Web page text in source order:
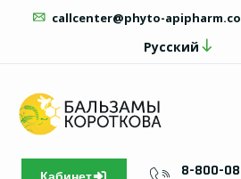
callcenter@phyto-
Русский
8-800-